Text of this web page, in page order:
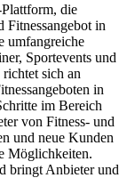
die
Fitnessangebot in
umfangreiche
Sportevents und
sich an
in
im Bereich
von Fitness- und
und neue Kunden
Möglichkeiten.
bringt Anbieter und